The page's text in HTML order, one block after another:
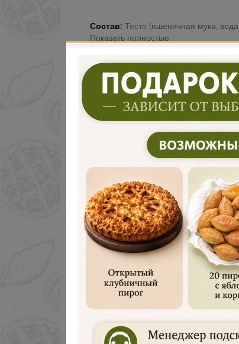
Состав: Тесто (пшеничная мука, вода, молоко, дрожжи,
Показать полностью
Дарим 500
Введите ваш номер